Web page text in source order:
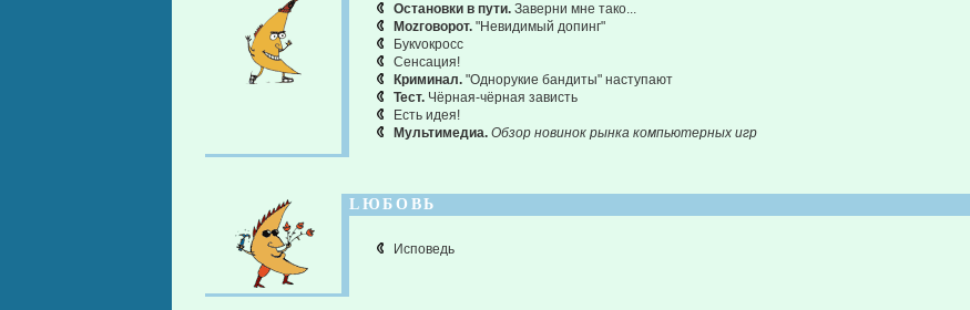
Остановки в пути. Заверни мне тако...
Моzговорот. "Невидимый допинг"
Букvокросс
Сенсация!
Криминал. "Однорукие бандиты" наступают
Тест. Чёрная-чёрная зависть
Есть идея!
Мультимедиа. Обзор новинок рынка компьютерных игр
LЮБОВЬ
Исповедь